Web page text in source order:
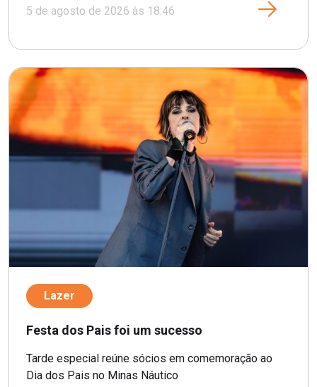
5 de agosto de 2026 às 18:46
Lazer
Festa dos Pais foi um sucesso
Tarde especial reúne sócios em comemoração ao
Dia dos Pais no Minas Náutico